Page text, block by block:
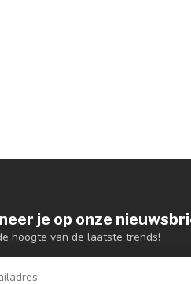
je op onze
hoogte van de laatste trends!